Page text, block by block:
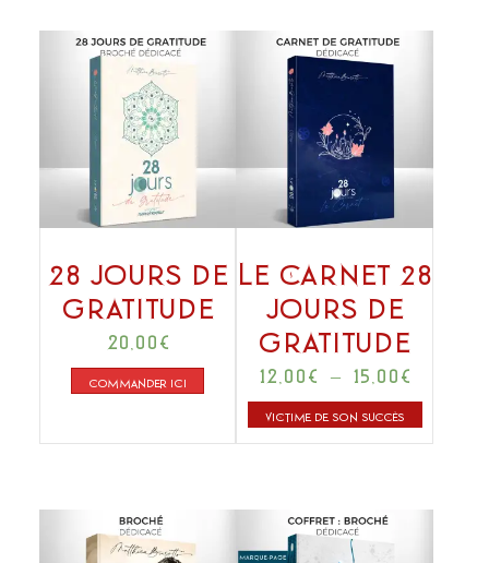
28 jours de
Gratitude
20,00 €
COMMANDER ICI
Le Carnet 28
jours de
Gratitude
12,00 € – 15,00 €
de
12,00€
VICTIME DE SON SUCCÈS
produit